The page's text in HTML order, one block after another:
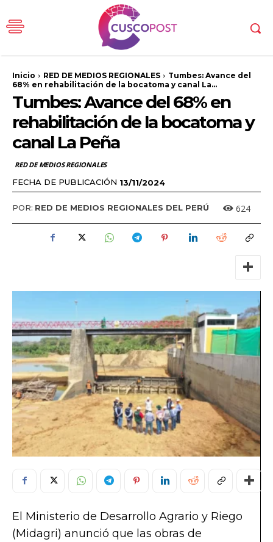
Inicio RED DE MEDIOS REGIONALES
Tumbes: Avance del
68% en rehabilitación de la bocatoma y canal La...
Tumbes: Avance del 68% en
rehabilitación de la bocatoma y
canal La Peña
RED DE MEDIOS REGIONALES
FECHA DE PUBLICACIÓN 13/11/2024
POR: RED DE MEDIOS REGIONALES DEL PERÚ 624
El Ministerio de Desarrollo Agrario y Riego
(Midagri) anunció que las obras de